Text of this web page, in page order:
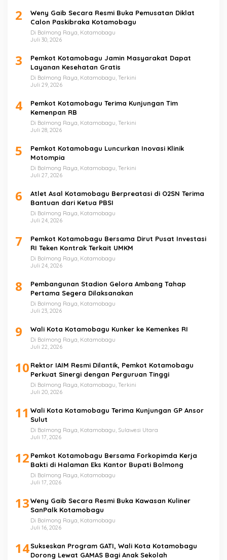
2
Weny Gaib Secara Resmi Buka Pemusatan Diklat
Calon Paskibraka Kotamobagu
Di Bolmong Raya, Kotamobagu
Juli 30, 2026
3
Pemkot Kotamobagu Jamin Masyarakat Dapat
Layanan Kesehatan Gratis
Di Bolmong Raya, Kotamobagu, Terkini
Juli 29, 2026
4
Pemkot Kotamobagu Terima Kunjungan Tim
Kemenpan RB
Di Bolmong Raya, Kotamobagu, Terkini
Juli 28, 2026
5
Pemkot Kotamobagu Luncurkan Inovasi Klinik
Motompia
Di Bolmong Raya, Kotamobagu, Terkini
Juli 27, 2026
6
Atlet Asal Kotamobagu Berpreatasi di O2SN Terima
Bantuan dari Ketua PBSI
Di Bolmong Raya, Kotamobagu
Juli 24, 2026
7
Pemkot Kotamobagu Bersama Dirut Pusat Investasi
RI Teken Kontrak Terkait UMKM
Di Bolmong Raya, Kotamobagu
Juli 24, 2026
8
Pembangunan Stadion Gelora Ambang Tahap
Pertama Segera Dilaksanakan
Di Bolmong Raya, Kotamobagu
Juli 23, 2026
9 Wali Kota Kotamobagu Kunker ke Kemenkes RI
Di Bolmong Raya, Kotamobagu
Juli 22, 2026
10 Rektor IAIM Resmi Dilantik, Pemkot Kotamobagu
Perkuat Sinergi dengan Perguruan Tinggi
Di Bolmong Raya, Kotamobagu, Terkini
Juli 20, 2026
11 Wali Kota Kotamobagu Terima Kunjungan GP Ansor
Sulut
Di Bolmong Raya, Kotamobagu, Sulawesi Utara
Juli 17, 2026
12 Pemkot Kotamobagu Bersama Forkopimda Kerja
Bakti di Halaman Eks Kantor Bupati Bolmong
Di Bolmong Raya, Kotamobagu
Juli 17, 2026
13Weny Gaib Secara Resmi Buka Kawasan Kuliner
SanPalk Kotamobagu
Di Bolmong Raya, Kotamobagu
Juli 16, 2026
14Sukseskan Program GATI, Wali Kota Kotamobagu
Dorong Lewat GAMAS Bagi Anak Sekolah